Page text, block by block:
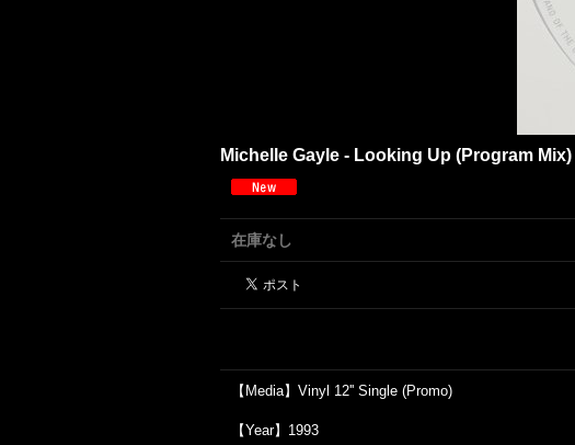
Michelle Gayle - Looking Up (Program Mix)
在庫なし
【Media】Vinyl 12'' Single (Promo)
【Year】1993